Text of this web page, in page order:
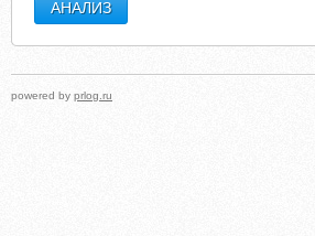
powered by prlog.ru